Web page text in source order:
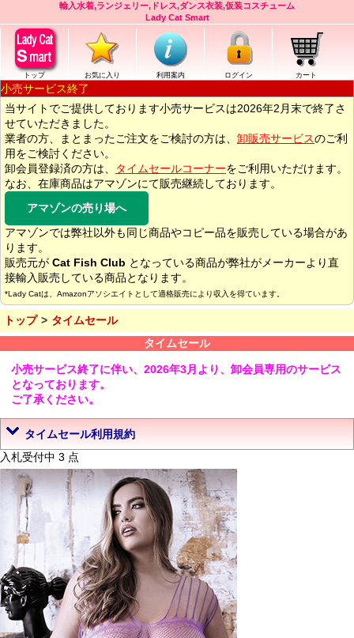
輸入水着,ランジェリー,ドレス,ダンス衣装,仮装コスチューム
Lady Cat Smart
トップ お気に入り 利用案内 ログイン カート
小売サービス終了
当サイトでご提供しております小売サービスは2026年2月末で終了さ
せていただきました。
業者の方、まとまったご注文をご検討の方は、 卸販売サービスのご利
用をご検討ください。
卸会員登録済の方は、
タイムセールコーナーをご利用いただけます。
なお、在庫商品はアマゾンにて販売継続しております。
アマゾンの売り場へ
アマゾンでは弊社以外も同じ商品やコピー品を販売している場合があ
ります。
販売元が Cat Fish Club となっている商品が弊社がメーカーより直
接輸入販売している商品となります。
*Lady Catは、Amazonアソシエイトとして適格販売により収入を得ています。
トップ
タイムセール
タイムセール
小売サービス終了に伴い、2026年3月より、卸会員専用のサービス
となっております。
ご了承ください。
タイムセール利用規約
入札受付中 3 点